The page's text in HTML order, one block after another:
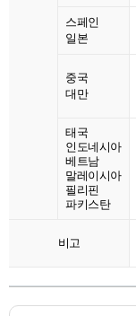
스페인
일본
중국
대만
태국
인도네시아
베트남
말레이시아
필리핀
파키스탄
비고